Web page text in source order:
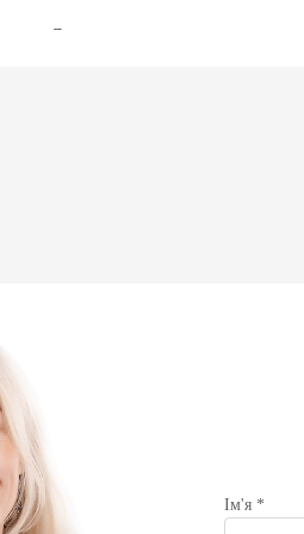
Синдром карпального каналу
Симптоми
Найчастіше капральний
Ім'я *